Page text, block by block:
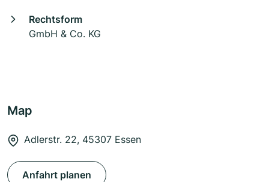
Rechtsform
GmbH & Co. KG
Map
Adlerstr. 22, 45307 Essen
Anfahrt planen